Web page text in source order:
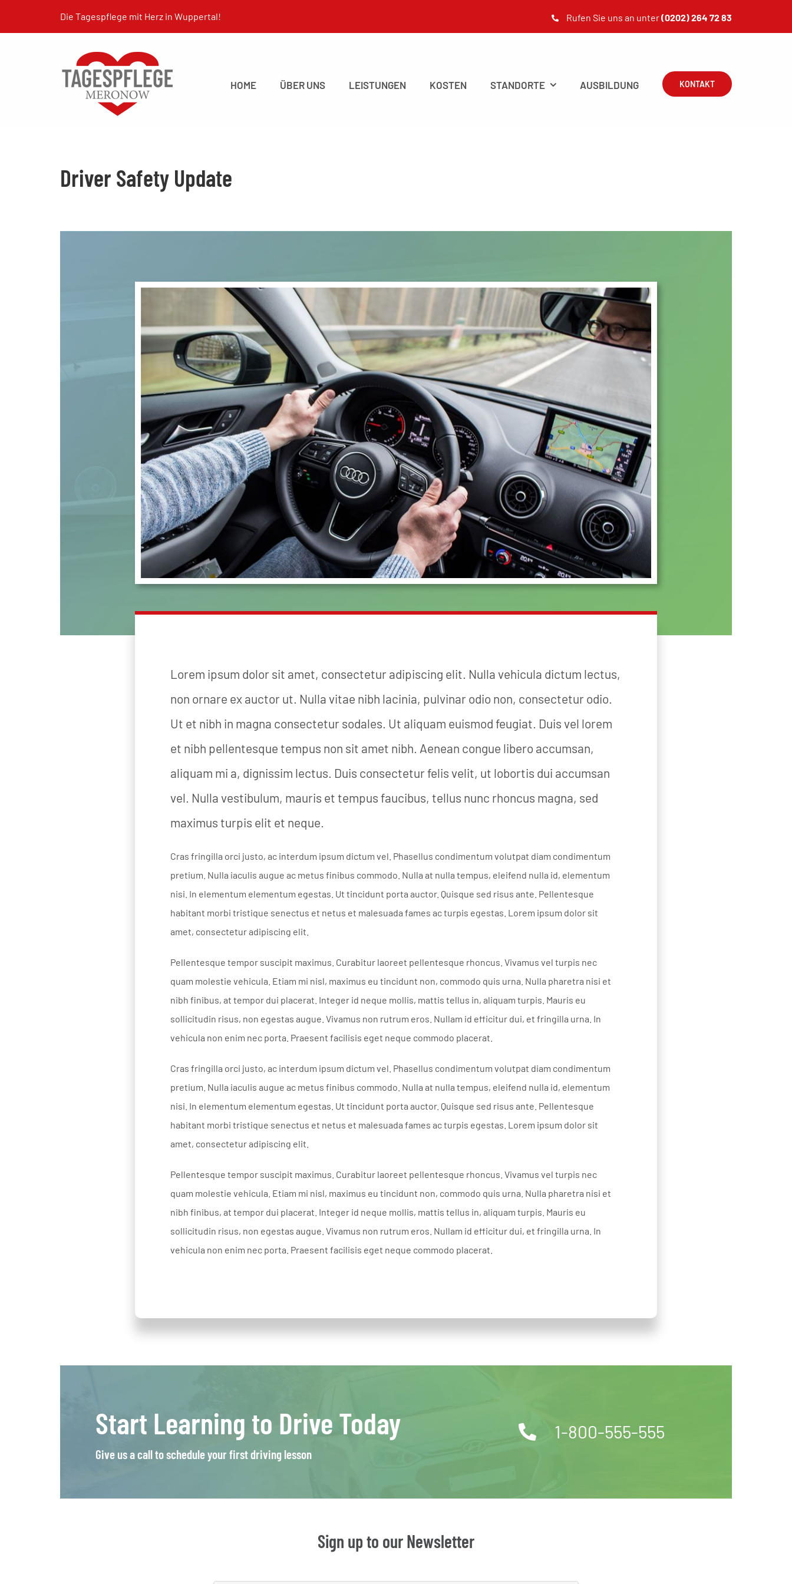
Die Tagespflege mit Herz in Wuppertal! Rufen Sie uns an unter(0202) 264 72 83
HOME ÜBER UNS LEISTUNGEN KOSTEN STANDORTE AUSBILDUNG KONTAKT
Driver Safety Update
Lorem ipsum dolor sit amet, consectetur adipiscing elit. Nulla vehicula dictum lectus,
non ornare ex auctor ut. Nulla vitae nibh lacinia, pulvinar odio non, consectetur odio.
Ut et nibh in magna consectetur sodales. Ut aliquam euismod feugiat. Duis vel lorem
et nibh pellentesque tempus non sit amet nibh. Aenean congue libero accumsan,
aliquam mi a, dignissim lectus. Duis consectetur felis velit, ut lobortis dui accumsan
vel. Nulla vestibulum, mauris et tempus faucibus, tellus nunc rhoncus magna, sed
maximus turpis elit et neque.
Cras fringilla orci justo, ac interdum ipsum dictum vel. Phasellus condimentum volutpat diam condimentum
pretium. Nulla iaculis augue ac metus finibus commodo. Nulla at nulla tempus, eleifend nulla id, elementum
nisi. In elementum elementum egestas. Ut tincidunt porta auctor. Quisque sed risus ante. Pellentesque
habitant morbi tristique senectus et netus et malesuada fames ac turpis egestas. Lorem ipsum dolor sit
amet, consectetur adipiscing elit.
Pellentesque tempor suscipit maximus. Curabitur laoreet pellentesque rhoncus. Vivamus vel turpis nec
quam molestie vehicula. Etiam mi nisl, maximus eu tincidunt non, commodo quis urna. Nulla pharetra nisi et
nibh finibus, at tempor dui placerat. Integer id neque mollis, mattis tellus in, aliquam turpis. Mauris eu
sollicitudin risus, non egestas augue. Vivamus non rutrum eros. Nullam id efficitur dui, et fringilla urna. In
vehicula non enim nec porta. Praesent facilisis eget neque commodo placerat.
Cras fringilla orci justo, ac interdum ipsum dictum vel. Phasellus condimentum volutpat diam condimentum
pretium. Nulla iaculis augue ac metus finibus commodo. Nulla at nulla tempus, eleifend nulla id, elementum
nisi. In elementum elementum egestas. Ut tincidunt porta auctor. Quisque sed risus ante. Pellentesque
habitant morbi tristique senectus et netus et malesuada fames ac turpis egestas. Lorem ipsum dolor sit
amet, consectetur adipiscing elit.
Pellentesque tempor suscipit maximus. Curabitur laoreet pellentesque rhoncus. Vivamus vel turpis nec
quam molestie vehicula. Etiam mi nisl, maximus eu tincidunt non, commodo quis urna. Nulla pharetra nisi et
nibh finibus, at tempor dui placerat. Integer id neque mollis, mattis tellus in, aliquam turpis. Mauris eu
sollicitudin risus, non egestas augue. Vivamus non rutrum eros. Nullam id efficitur dui, et fringilla urna. In
vehicula non enim nec porta. Praesent facilisis eget neque commodo placerat.
Start Learning to Drive Today
Give us a call to schedule your first driving lesson
1-800-555-555
Sign up to our Newsletter